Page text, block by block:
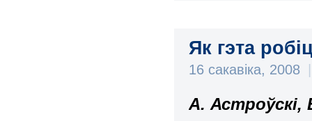
Як гэта
16 сакавіка, 2008
А. Астроўскі,